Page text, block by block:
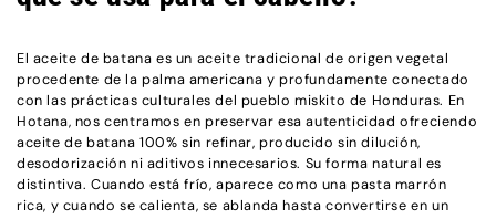
El aceite de batana es un aceite tradicional de origen vegetal
procedente de la palma americana y profundamente conectado
con las prácticas culturales del pueblo miskito de Honduras. En
Hotana, nos centramos en preservar esa autenticidad ofreciendo
aceite de batana 100% sin refinar, producido sin dilución,
desodorización ni aditivos innecesarios. Su forma natural es
distintiva. Cuando está frío, aparece como una pasta marrón
rica, y cuando se calienta, se ablanda hasta convertirse en un